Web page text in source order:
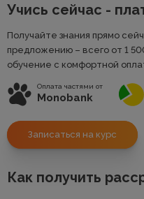
Учись сейчас -
Получайте знания прямо
предложению – всего от 1
обучение с комфортной
Оплата частями от
Monobank
Записаться на курс
Как получить